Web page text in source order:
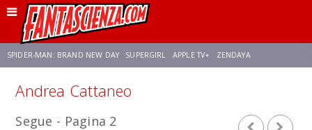
SPIDER-MAN: BRAND NEW DAY SUPERGIRL APPLE TV+ ZENDAYA
Andrea Cattaneo
Segue - Pagina 2